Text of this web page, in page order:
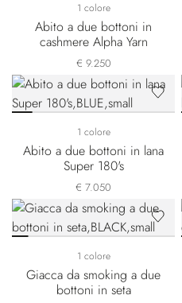
1 colore
Abito a due bottoni in
cashmere Alpha Yarn
€ 9.250
1 colore
Abito a due bottoni in lana
Super 180's
€ 7.050
1 colore
Giacca da smoking a due
bottoni in seta